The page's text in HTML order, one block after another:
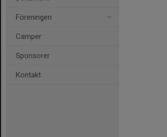
Föreningen
Camper
Sponsorer
Kontakt